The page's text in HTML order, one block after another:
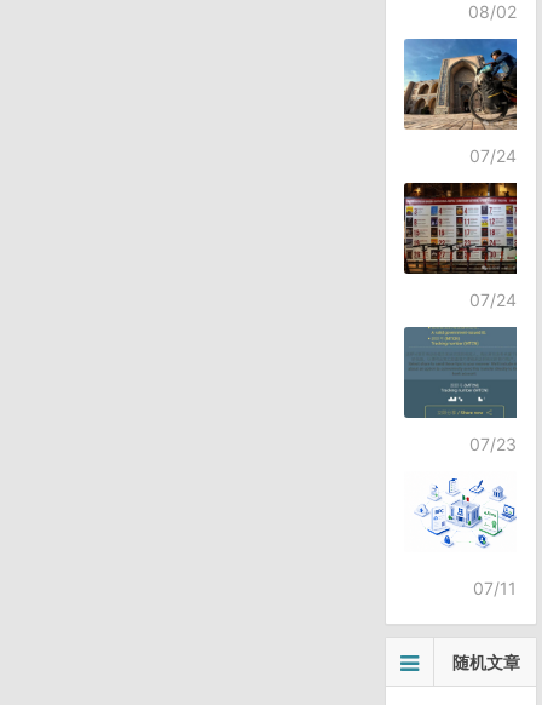
08/02
07/24
07/24
07/23
07/11
随机文章